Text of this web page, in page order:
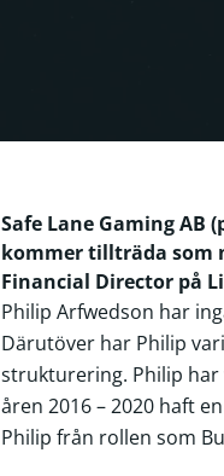
Safe Lane Gaming AB
kommer tillträda som
Financial Director på
Philip Arfwedson har
Därutöver har Philip
strukturering. Philip har
åren 2016 – 2020 haft
Philip från rollen som